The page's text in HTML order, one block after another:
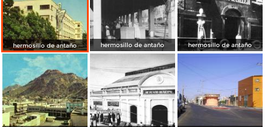
hermosillo de antaño hermosillo de antaño hermosillo de antaño